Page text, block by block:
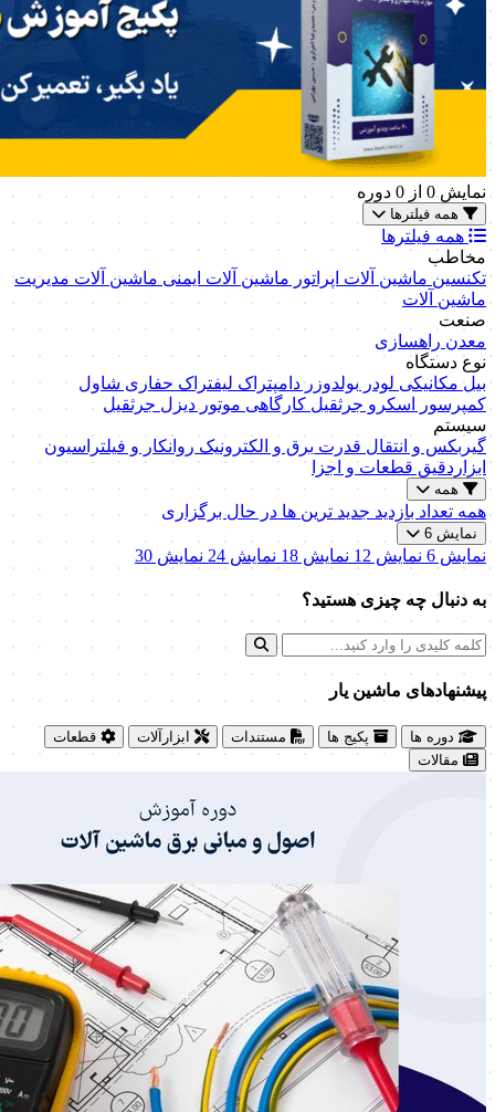
نمایش0 از 0 دوره
همه فیلترها
همه فیلترها
مخاطب
تکنسین ماشین آلات اپراتور ماشین آلات ایمنی ماشین آلات مدیریت
ماشین آلات
صنعت
معدن راهسازی
نوع دستگاه
بیل مکانیکی لودر بولدوزردامپتراک لیفتراک حفاری شاول
کمپرسور اسکرو جرثقیل کارگاهی موتور دیزل جرثقیل
سیستم
گیربکس و انتقال قدرت برق و الکترونیک روانکار و فیلتراسیون
ابزاردقیق قطعات و اجزا
همه
همه تعداد بازدید جدید ترین هادر حال برگزاری
نمایش 6
نمایش 6 نمایش 12 نمایش 18 نمایش 24 نمایش 30
به دنبال چه چیزی هستید؟
پیشنهاد‌های ماشین یار
دوره ها پکیج ها مستندات ابزارآلات
قطعات
مقالات